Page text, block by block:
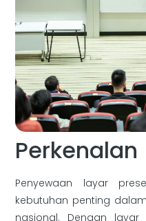
Perkenalan
Penyewaan layar
kebutuhan penting
nasional. Dengan